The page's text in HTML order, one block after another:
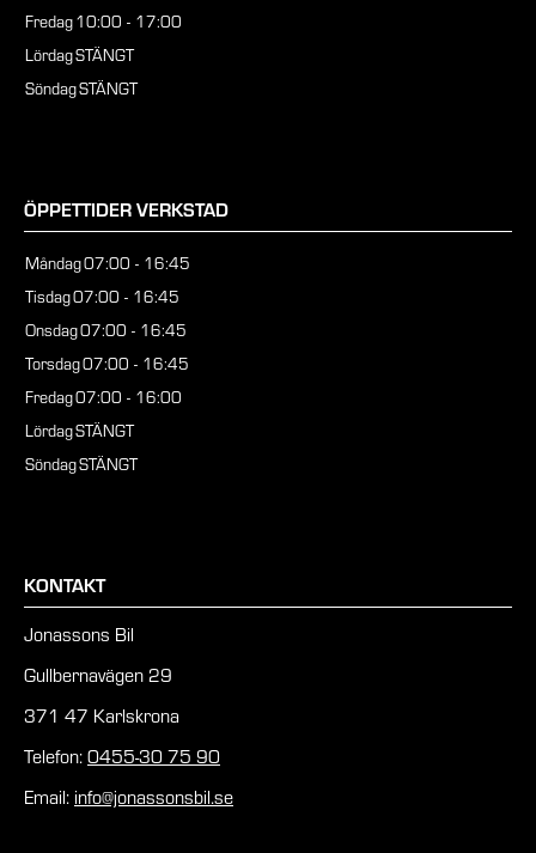
Fredag10:00 - 17:00
LördagSTÄNGT
SöndagSTÄNGT
ÖPPETTIDER VERKSTAD
Måndag07:00 - 16:45
Tisdag07:00 - 16:45
Onsdag07:00 - 16:45
Torsdag07:00 - 16:45
Fredag07:00 - 16:00
LördagSTÄNGT
SöndagSTÄNGT
KONTAKT
Jonassons Bil
Gullbernavägen 29
371 47 Karlskrona
Telefon: 0455-30 75 90
Email: info@jonassonsbil.se